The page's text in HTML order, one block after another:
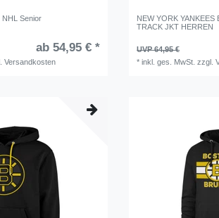
NHL Senior
ab 54,95 € *
Versandkosten
NEW YORK YANKEES
TRACK JKT HERREN
UVP 64,95 €
*inkl. ges. MwSt. zzgl.